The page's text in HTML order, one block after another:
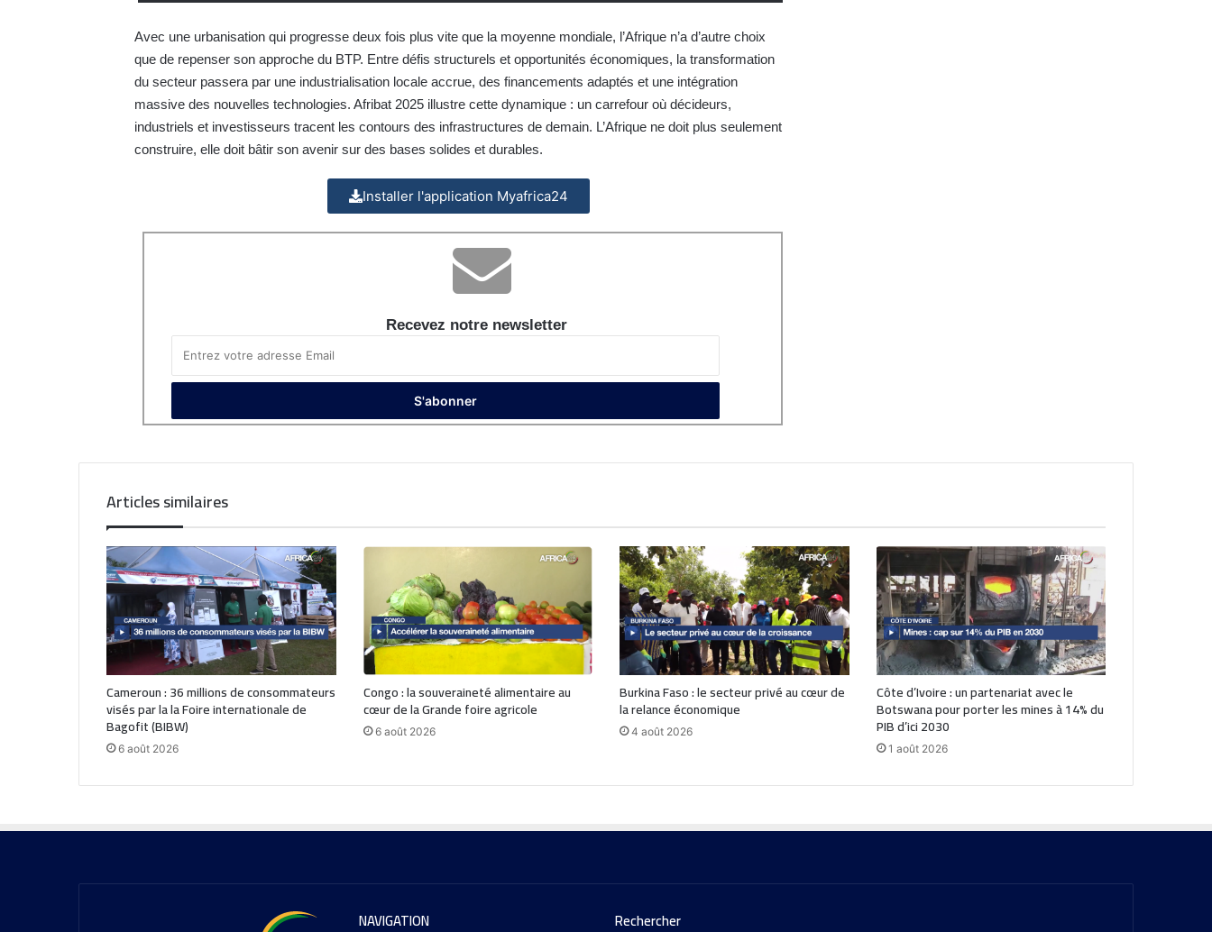
Avec une urbanisation qui progresse deux fois plus vite que la moyenne mondiale, l’Afrique n’a d’autre choix
que de repenser son approche du BTP. Entre défis structurels et opportunités économiques, la transformation
du secteur passera par une industrialisation locale accrue, des financements adaptés et une intégration
massive des nouvelles technologies. Afribat 2025 illustre cette dynamique : un carrefour où décideurs,
industriels et investisseurs tracent les contours des infrastructures de demain. L’Afrique ne doit plus seulement
construire, elle doit bâtir son avenir sur des bases solides et durables.
Installer l'application Myafrica24
Recevez notre newsletter
Articles similaires
Cameroun : 36 millions de consommateurs
visés par la la Foire internationale de
Bagofit (BIBW)
6 août 2026
Congo : la souveraineté alimentaire au
cœur de la Grande foire agricole
6 août 2026
Burkina Faso : le secteur privé au cœur de
la relance économique
4 août 2026
Côte d’Ivoire : un partenariat avec le
Botswana pour porter les mines à 14% du
PIB d’ici 2030
1 août 2026
NAVIGATION Rechercher